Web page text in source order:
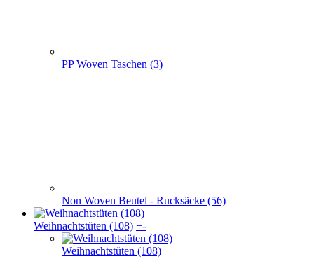
PP Woven Taschen (3)
Non Woven Beutel - Rucksäcke (56)
Weihnachts­tüten (108) +-
Weihnachts­tüten (108)